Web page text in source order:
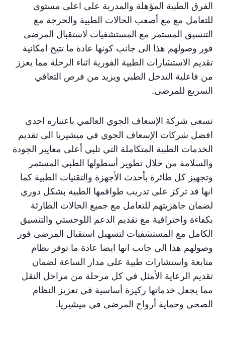
الفرق الطبية المؤهلة والمدربة على اعلى مستوى
للتعامل مع مع أصعب الحالات الطبية والحرجة مع
التنسيق المستمر مع المستشفيات لاستقبال المرضى
فور وصولهم هذا الى جانب كونها عادة ما تتيح امكانية
تقديم الاستشارات الطبية الفورية اثناء الرحلة مما يعزز
من فاعلية التدخل الطبي ويزيد من فرص التعافي
السريع للمرضى.
تسعى شركة الإسعاف الجوي العالمي باعتباره احدى
افضل شركات الإسعاف الجوي في ميشيريا الى تقديم
الخدمات الطبية المتكاملة التي تلبي أعلى معايير الجودة
والسلامة من خلال تطوير أسطولها الطبي المستمر
وتجهيز كل طائرة بأحدث الأجهزة والتقنيات الطبية كما
انها قد تركز على تدريب طواقمها الطبية بشكل دوري
لضمان جاهزيتهم للتعامل مع جميع الحالات الطارئة
بكفاءة واحترافية مع تقديم الدعم اللوجستي والتنسيق
الكامل مع المستشفيات لتسهيل استقبال المرضى فور
وصولهم هذا الى جانب انها ايضا عادة ما توفر نظام
متابعة واستشارات طبية على مدار الساعة لضمان
تقديم الرعاية الأمثل في كل مرحلة من مراحل النقل
مما يجعل خدماتها ركيزة أساسية في تعزيز النظام
الصحي وحماية أرواح المرضى في ميشيريا.